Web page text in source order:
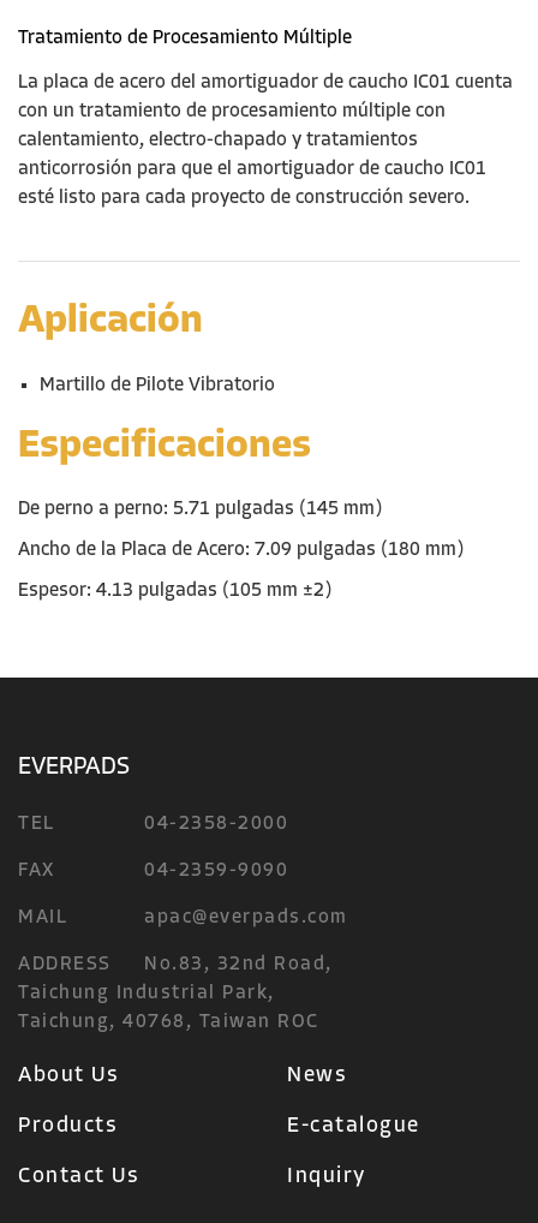
Tratamiento de Procesamiento Múltiple
La placa de acero del amortiguador de caucho IC01 cuenta
con un tratamiento de procesamiento múltiple con
calentamiento, electro-chapado y tratamientos
anticorrosión para que el amortiguador de caucho IC01
esté listo para cada proyecto de construcción severo.
Aplicación
Martillo de Pilote Vibratorio
Especificaciones
De perno a perno: 5.71 pulgadas (145 mm)
Ancho de la Placa de Acero: 7.09 pulgadas (180 mm)
Espesor: 4.13 pulgadas (105 mm ±2)
EVERPADS
TEL 04-2358-2000
FAX 04-2359-9090
MAIL apac@everpads.com
ADDRESS
No.83, 32nd Road,
Taichung Industrial Park,
Taichung, 40768, Taiwan ROC
About Us News
Products E-catalogue
Contact Us Inquiry